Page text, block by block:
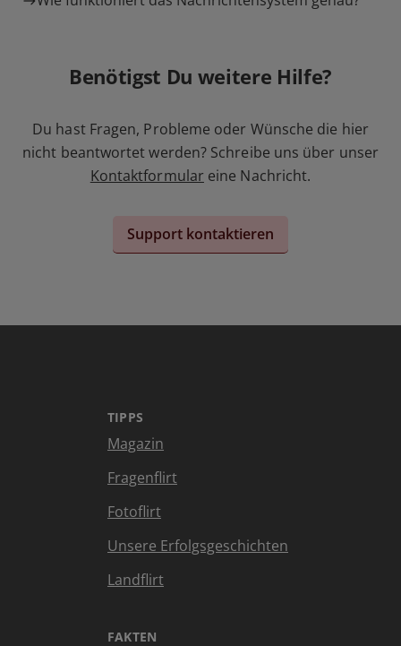
Benötigst Du weitere Hilfe?
Du hast Fragen, Probleme oder Wünsche die hier
nicht beantwortet werden? Schreibe uns über unser
Kontaktformular eine Nachricht.
Support kontaktieren
TIPPS
Magazin
Fragenflirt
Fotoflirt
Unsere Erfolgsgeschichten
Landflirt
FAKTEN